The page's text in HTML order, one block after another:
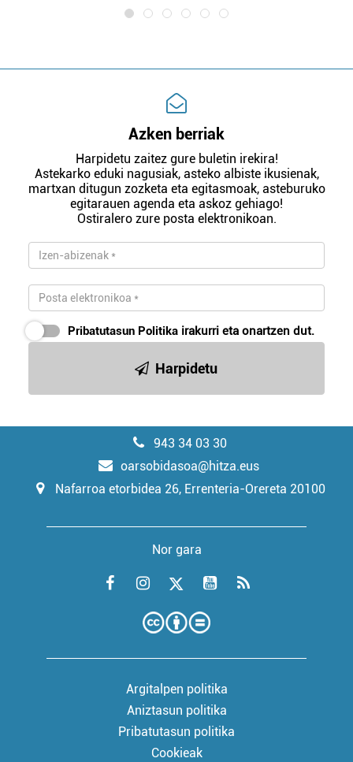
Azken berriak
Harpidetu zaitez gure buletin irekira!
Astekarko eduki nagusiak, asteko albiste ikusienak,
martxan ditugun zozketa eta egitasmoak, asteburuko
egitarauen agenda eta askoz gehiago!
Ostiralero zure posta elektronikoan.
Pribatutasun Politika irakurri eta onartzen dut.
Harpidetu
943 34 03 30
oarsobidasoa@hitza.eus
Nafarroa etorbidea 26, Errenteria-Orereta 20100
Nor gara
Argitalpen politika
Aniztasun politika
Pribatutasun politika
Cookieak